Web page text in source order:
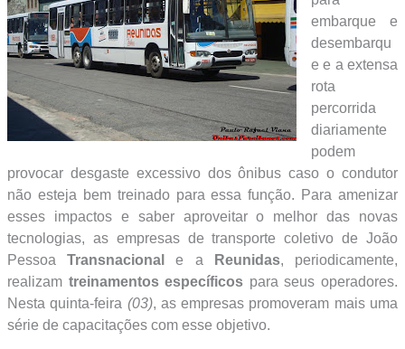
embarque e
desembarqu
e e a extensa
rota
percorrida
diariamente
podem
provocar desgaste excessivo dos ônibus caso o condutor
não esteja bem treinado para essa função. Para amenizar
esses impactos e saber aproveitar o melhor das novas
tecnologias, as empresas de transporte coletivo de João
PessoaTransnacional e a Reunidas, periodicamente,
realizam treinamentos específicos para seus operadores.
Nesta quinta-feira (03), as empresas promoveram mais uma
série de capacitações com esse objetivo.